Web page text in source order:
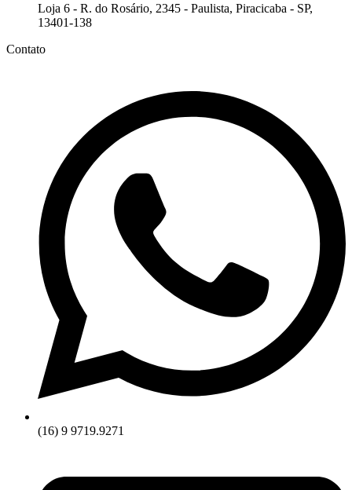
Loja 6 - R. do Rosário, 2345 - Paulista, Piracicaba - SP,
13401-138
Contato
(16) 9 9719.9271